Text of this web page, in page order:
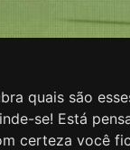
quais são
se! Está
certeza você